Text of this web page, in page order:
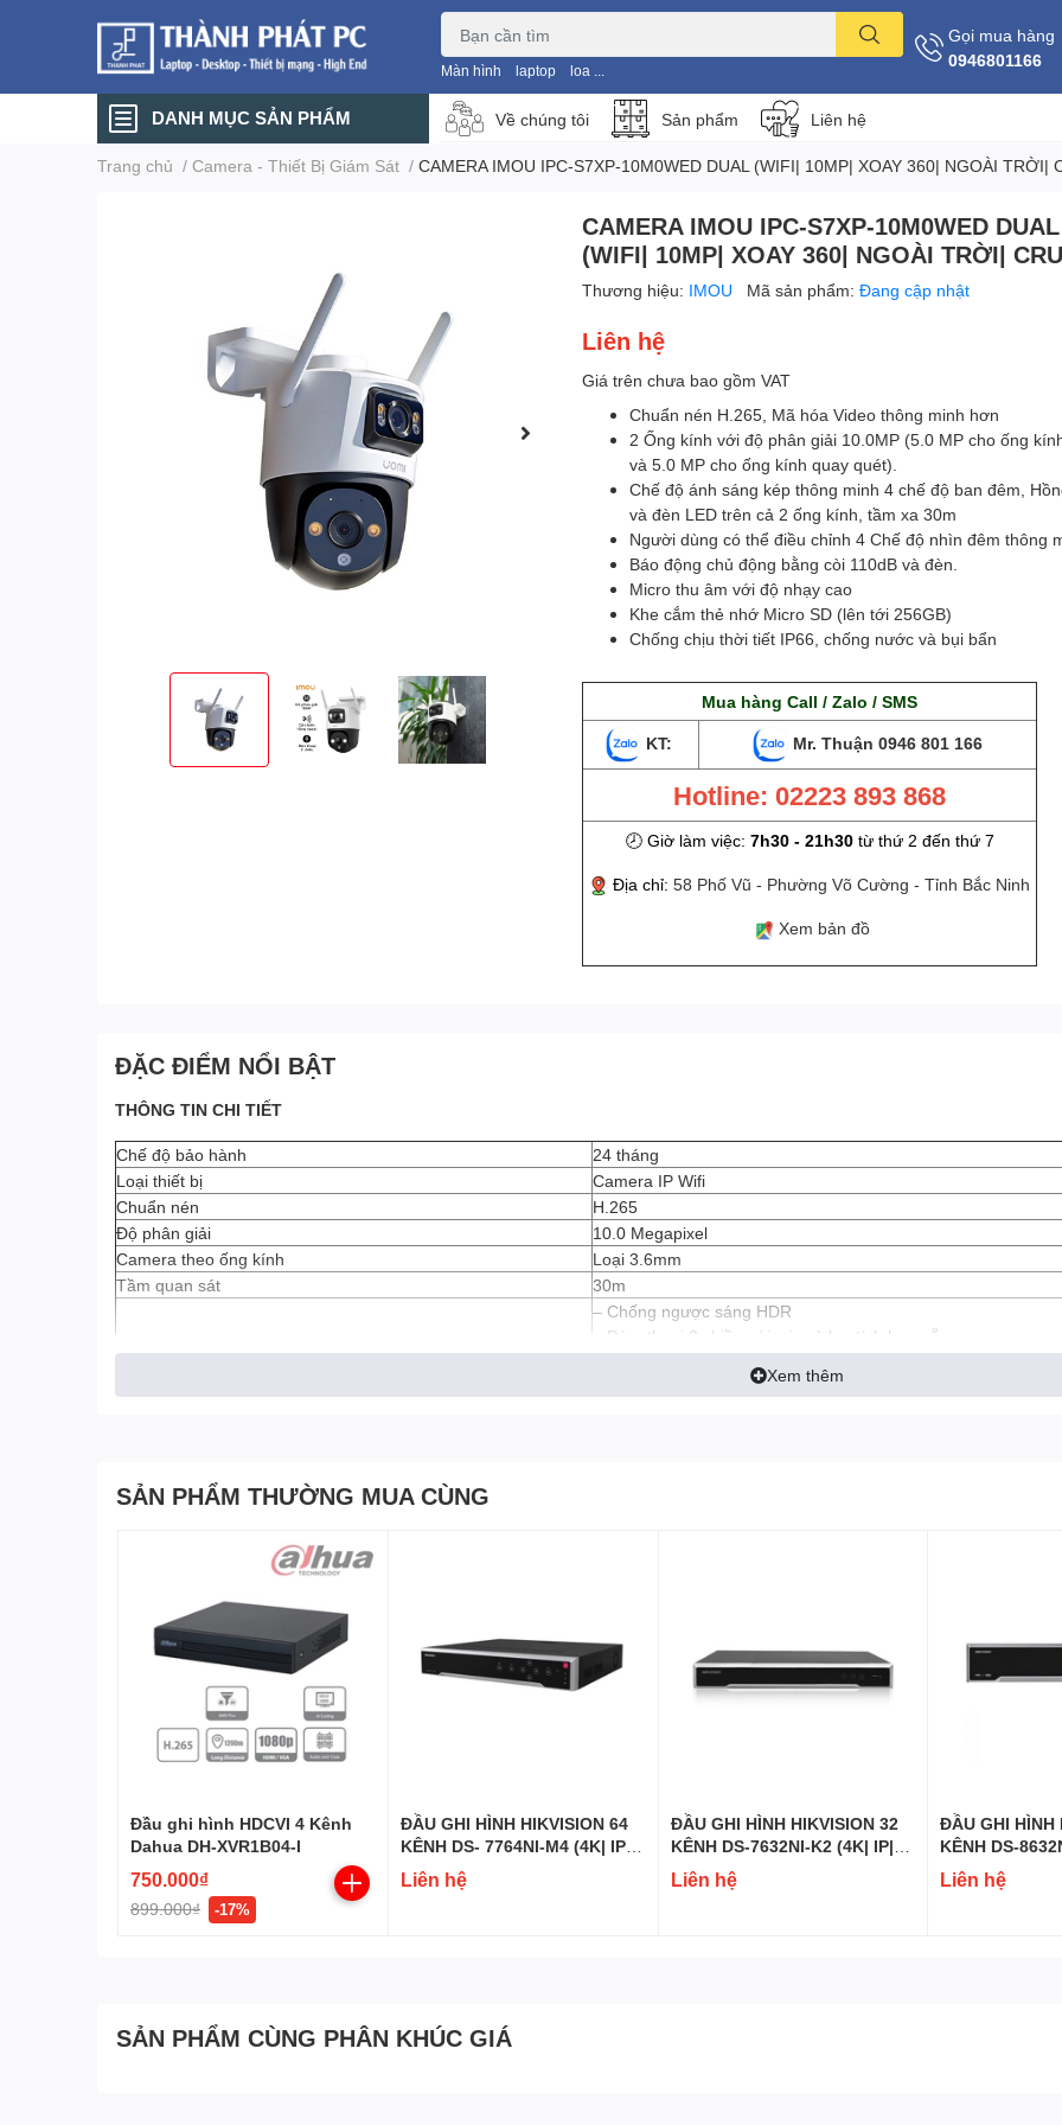
Màn hình laptop loa ...
Gọi mua hàng
0946801166
DANH MỤC SẢN PHẨM Về chúng tôi Sản phẩm Liên hệ
Trang chủ / Camera - Thiết Bị Giám Sát / CAMERA IMOU IPC-S7XP-10M0WED DUAL (WIFI| 10MP| XOAY 360| NGOÀI TRỜI|
CAMERA IMOU IPC-S7XP-10M0WED DUAL
(WIFI| 10MP| XOAY 360| NGOÀI TRỜI|
Thương hiệu: IMOU Mã sản phẩm:Đang cập nhật
Liên hệ
Giá trên chưa bao gồm VAT
Chuẩn nén H.265, Mã hóa Video thông minh hơn
2 Ống kính với độ phân giải 10.0MP (5.0 MP cho ống
và 5.0 MP cho ống kính quay quét).
Chế độ ánh sáng kép thông minh 4 chế độ ban đêm,
và đèn LED trên cả 2 ống kính, tầm xa 30m
Người dùng có thể điều chỉnh 4 Chế độ nhìn đêm thông
Báo động chủ động bằng còi 110dB và đèn.
Micro thu âm với độ nhạy cao
Khe cắm thẻ nhớ Micro SD (lên tới 256GB)
Chống chịu thời tiết IP66, chống nước và bụi bẩn
Mua hàng Call / Zalo / SMS
KT: Mr. Thuận0946 801 166
Hotline: 02223 893 868
🕗 Giờ làm việc: 7h30 - 21h30từ thứ 2 đến thứ 7
Địa chỉ:58 Phố Vũ - Phường Võ Cường - Tỉnh Bắc Ninh
Xem bản đồ
ĐẶC ĐIỂM NỔI BẬT
THÔNG TIN CHI TIẾT
Chế độ bảo hành
24 tháng
Loại thiết bị
Camera IP Wifi
Chuẩn nén
H.265
Độ phân giải
10.0 Megapixel
Camera theo ống kính
Loại 3.6mm
Tầm quan sát
30m
– Chống ngược sáng HDR
– Đàm thoại 2 chiều với mic và loa tích hợp sẵn
hiện âm thanh bất thường, Smart tracking.
Camera iMOU Cruiser Dual 10MP IPC-S7XP-10M0WED
cho camera Cruiser đã được ra mắt trước đó với nâng cấp từ ngoại hình đến tính năng. Camera wifi này cung cấp khả năng
mm và 2,8mm. Cho phép khả năng giám sát vừa bao quát vừa chi tiết trong cùng một lúc. Giám sát các điểm mù mà bạn
giám sát thông thường chỉ có thể giám sát một trường nhìn duy nhất dễ bị mất tầm nhìn Khu vực ngoài góc nhìn là điểm mù.
Xem thêm
SẢN PHẨM THƯỜNG MUA CÙNG
Đầu ghi hình HDCVI 4 Kênh
Dahua DH-XVR1B04-I
750.000₫
899.000₫ -17%
ĐẦU GHI HÌNH HIKVISION 64
KÊNH DS- 7764NI-M4 (4K| IP|
H.265+)
Liên hệ
ĐẦU GHI HÌNH HIKVISION 32
KÊNH DS-7632NI-K2 (4K| IP|
H.265+)
Liên hệ
ĐẦU GHI HÌNH
KÊNH DS-
H.265+)
Liên hệ
SẢN PHẨM CÙNG PHÂN KHÚC GIÁ